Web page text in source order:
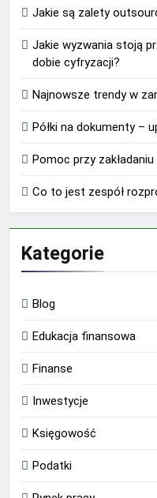
Jakie są zalety
Jakie wyzwania stoją
dobie cyfryzacji?
Najnowsze trendy w
Półki na dokumenty –
Pomoc przy
Co to jest zespół
Kategorie
Blog
Edukacja finansowa
Finanse
Inwestycje
Księgowość
Podatki